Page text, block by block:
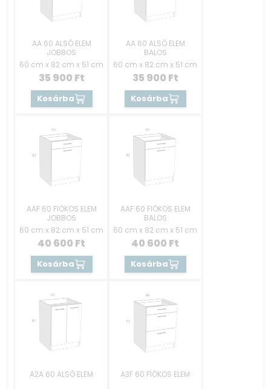
AA 60 ALSÓ ELEM
JOBBOS
60 cm x 82 cm x 51 cm
35 900 Ft
Kosárba
AA 60 ALSÓ ELEM
BALOS
60 cm x 82 cm x 51 cm
35 900 Ft
Kosárba
AAF 60 FIÓKOS ELEM
JOBBOS
60 cm x 82 cm x 51 cm
40 600 Ft
Kosárba
AAF 60 FIÓKOS ELEM
BALOS
60 cm x 82 cm x 51 cm
40 600 Ft
Kosárba
A2A 60 ALSÓ ELEM A3F 60 FIÓKOS ELEM